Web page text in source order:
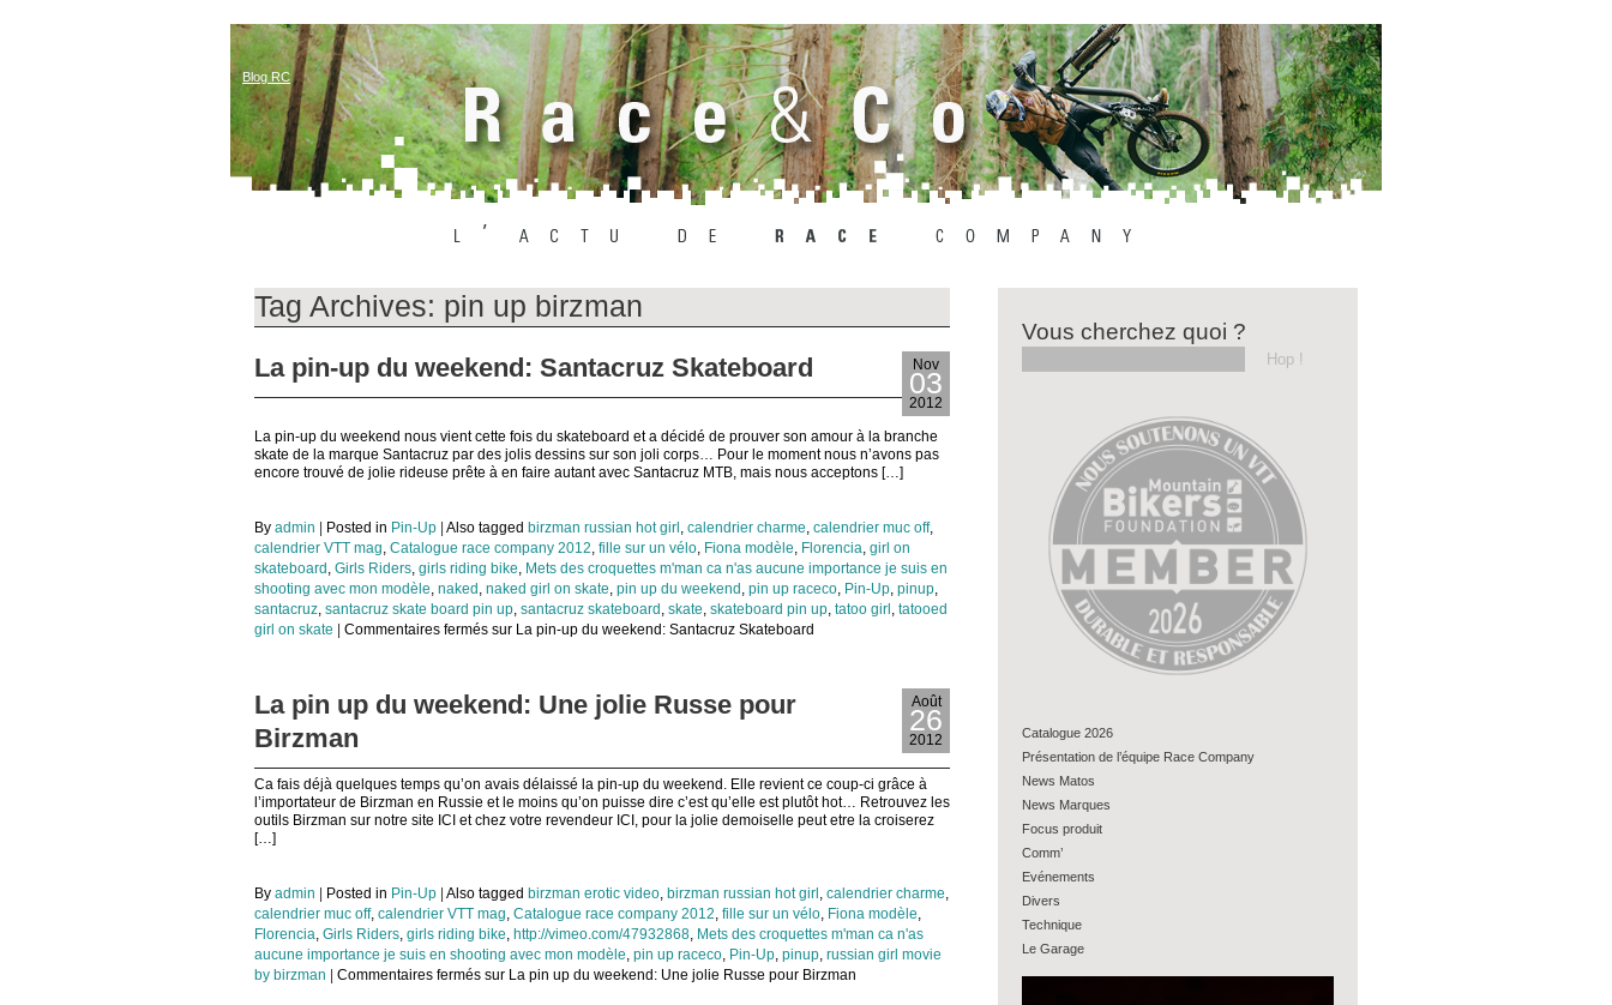
Blog RC
Tag Archives: pin up birzman
Nov
03
2012
La pin-up du weekend: Santacruz Skateboard
La pin-up du weekend nous vient cette fois du skateboard et a décidé de prouver son amour à la branche
skate de la marque Santacruz par des jolis dessins sur son joli corps… Pour le moment nous n’avons pas
encore trouvé de jolie rideuse prête à en faire autant avec Santacruz MTB, mais nous acceptons […]
By admin Posted in Pin-Up Also tagged birzman russian hot girl , calendrier charme, calendrier muc off,
calendrier VTT mag, Catalogue race company 2012, fille sur un vélo, Fiona modèle, Florencia, girl on
skateboard , Girls Riders, girls riding bike, Mets des croquettes m'man ca n'as aucune importance je suis en
shooting avec mon modèle, naked , naked girl on skate, pin up du weekend , pin up raceco, Pin-Up, pinup,
santacruz, santacruz skate board pin up, santacruz skateboard , skate, skateboard pin up, tatoo girl , tatooed
girl on skate
Commentaires fermés sur La pin-up du weekend: Santacruz Skateboard
Août
26
2012
La pin up du weekend: Une jolie Russe pour
Birzman
Ca fais déjà quelques temps qu’on avais délaissé la pin-up du weekend. Elle revient ce coup-ci grâce à
l’importateur de Birzman en Russie et le moins qu’on puisse dire c’est qu’elle est plutôt hot… Retrouvez les
outils Birzman sur notre site ICI et chez votre revendeur ICI, pour la jolie demoiselle peut etre la croiserez
[…]
By admin Posted in Pin-Up Also tagged birzman erotic video, birzman russian hot girl , calendrier charme,
calendrier muc off, calendrier VTT mag, Catalogue race company 2012, fille sur un vélo, Fiona modèle,
Florencia, Girls Riders, girls riding bike, http://vimeo.com/47932868, Mets des croquettes m'man ca n'as
aucune importance je suis en shooting avec mon modèle, pin up raceco, Pin-Up, pinup, russian girl movie
by birzman
Commentaires fermés sur La pin up du weekend: Une jolie Russe pour Birzman
Vous cherchez quoi ?
Catalogue 2026
Présentation de l’équipe Race Company
News Matos
News Marques
Focus produit
Comm’
Evénements
Divers
Technique
Le Garage